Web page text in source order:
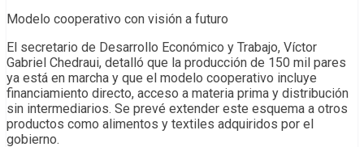
Modelo cooperativo con visión a futuro
El secretario de Desarrollo Económico y Trabajo, Víctor
Gabriel Chedraui, detalló que la producción de 150 mil pares
ya está en marcha y que el modelo cooperativo incluye
financiamiento directo, acceso a materia prima y distribución
sin intermediarios. Se prevé extender este esquema a otros
productos como alimentos y textiles adquiridos por el
gobierno.